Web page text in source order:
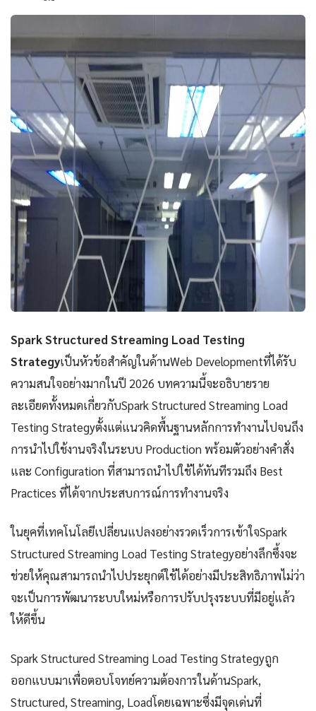
Spark Structured Streaming Load Testing
Strategyเป็นหัวข้อสำคัญในด้านWeb Developmentที่ได้รับ
ความสนใจอย่างมากในปี 2026 บทความนี้จะอธิบายราย
ละเอียดทั้งหมดเกี่ยวกับSpark Structured Streaming Load
Testing Strategyตั้งแต่แนวคิดพื้นฐานหลักการทำงานไปจนถึง
การนำไปใช้งานจริงในระบบ Production พร้อมตัวอย่างคำสั่ง
และ Configuration ที่สามารถนำไปใช้ได้ทันทีรวมถึง Best
Practices ที่ได้จากประสบการณ์การทำงานจริง
ในยุคที่เทคโนโลยีเปลี่ยนแปลงอย่างรวดเร็วการเข้าใจSpark
Structured Streaming Load Testing Strategyอย่างลึกซึ้งจะ
ช่วยให้คุณสามารถนำไปประยุกต์ใช้ได้อย่างมีประสิทธิภาพไม่ว่า
จะเป็นการพัฒนาระบบใหม่หรือการปรับปรุงระบบที่มีอยู่แล้ว
ให้ดีขึ้น
Spark Structured Streaming Load Testing Strategyถูก
ออกแบบมาเพื่อตอบโจทย์ความต้องการในด้านSpark,
Structured, Streaming, Loadโดยเฉพาะซึ่งมีจุดเด่นที่